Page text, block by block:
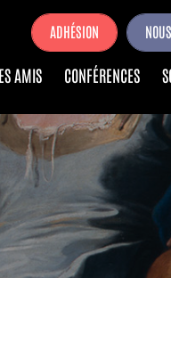
ADHÉSION
AMIS CONFÉRENCES